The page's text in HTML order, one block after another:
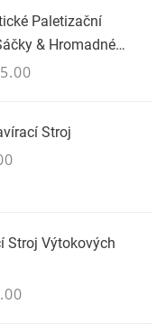
Paletizační
& Hromadné
Stroj
Stroj Výtokových